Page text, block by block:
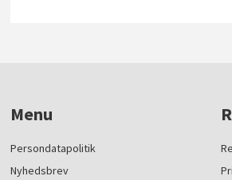
Menu
Persondatapolitik
Nyhedsbrev